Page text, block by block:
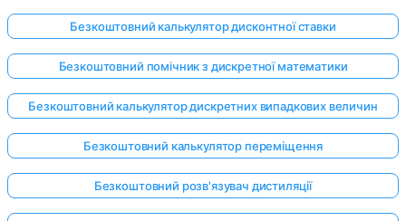
Увійдіть
Безкоштовний калькулятор дисконтної ставки
Безкоштовний помічник з дискретної математики
Безкоштовний калькулятор дискретних випадкових величин
Безкоштовний калькулятор переміщення
Безкоштовний розв'язувач дистиляції